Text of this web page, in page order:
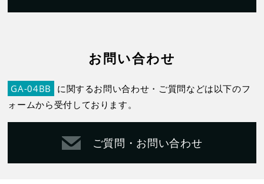
お問い合わせ
GA-04BB
に関するお問い合わせ・ご質問などは以下のフ
ォームから受付しております。
ご質問・お問い合わせ